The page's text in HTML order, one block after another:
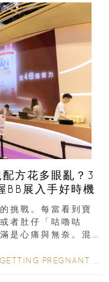
配方花多眼亂？3
BB展入手好時機
挑戰。每當看到寶
者肚仔「咕嚕咕
是心痛與無奈。混
GETTING PREGNANT